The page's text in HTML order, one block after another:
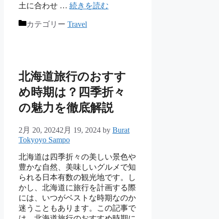
土に合わせ … 続きを読む
カテゴリー Travel
北海道旅行のおすす
め時期は？四季折々
の魅力を徹底解説
2月 20, 20242月 19, 2024 by Burat
Tokyoyo Sampo
北海道は四季折々の美しい景色や
豊かな自然、美味しいグルメで知
られる日本有数の観光地です。し
かし、北海道に旅行を計画する際
には、いつがベストな時期なのか
迷うこともあります。この記事で